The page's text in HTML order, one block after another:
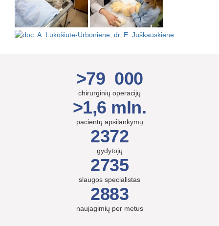
>79 000
chirurginių operacijų
>1,6 mln.
pacientų apsilankymų
2372
gydytojų
2735
slaugos specialistas
2883
naujagimių per metus